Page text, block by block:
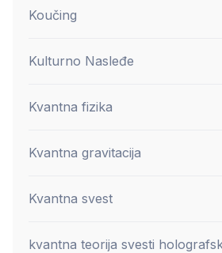
Koučing
Kulturno Nasleđe
Kvantna fizika
Kvantna gravitacija
Kvantna svest
kvantna teorija svesti